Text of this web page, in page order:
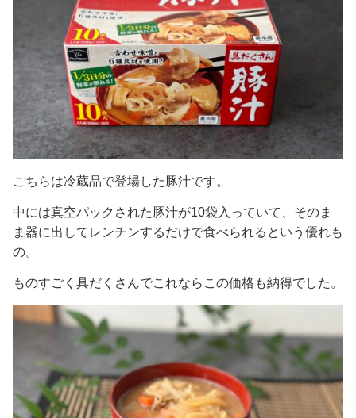
こちらは冷蔵品で登場した豚汁です。
中には真空パックされた豚汁が10袋入っていて、そのま
ま器に出してレンチンするだけで食べられるという優れも
の。
ものすごく具だくさんでこれならこの価格も納得でした。